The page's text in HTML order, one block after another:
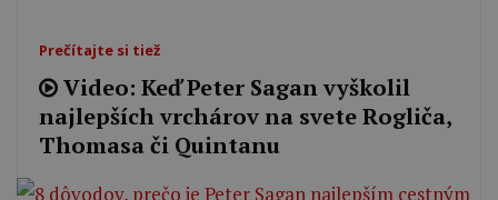
Prečítajte si tiež
Video: Keď Peter Sagan vyškolil
najlepších vrchárov na svete Rogliča,
Thomasa či Quintanu